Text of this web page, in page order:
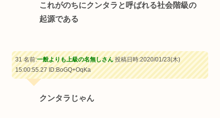
これがのちにクンタラと呼ばれる社会階級の
起源である
31 名前:一般よりも上級の名無しさん投稿日時:2020/01/23(木)
15:00:55.27ID:BoGQ+OqKa
クンタラじゃん